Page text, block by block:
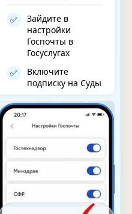
✅
Зайдите в
настройки
Госпочты в
Госуслугах
✅
Включите
подписку на Суды